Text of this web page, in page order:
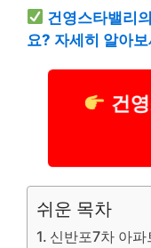
건영스타밸리
요? 자세히 알아
건
쉬운 목차
신반포7차 아파